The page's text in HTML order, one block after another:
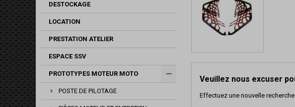
DESTOCKAGE
LOCATION
PRESTATION ATELIER
ESPACE SSV
PROTOTYPES MOTEUR MOTO
POSTE DE PILOTAGE
Veuillez nous excuser
Effectuez une nouvelle recherche